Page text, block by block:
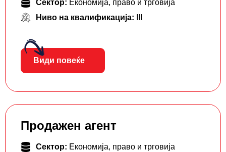
Сектор: Економија, право и трговија
Ниво на квалификација:
Види повеќе
Продажен агент
Сектор: Економија, право и трговија